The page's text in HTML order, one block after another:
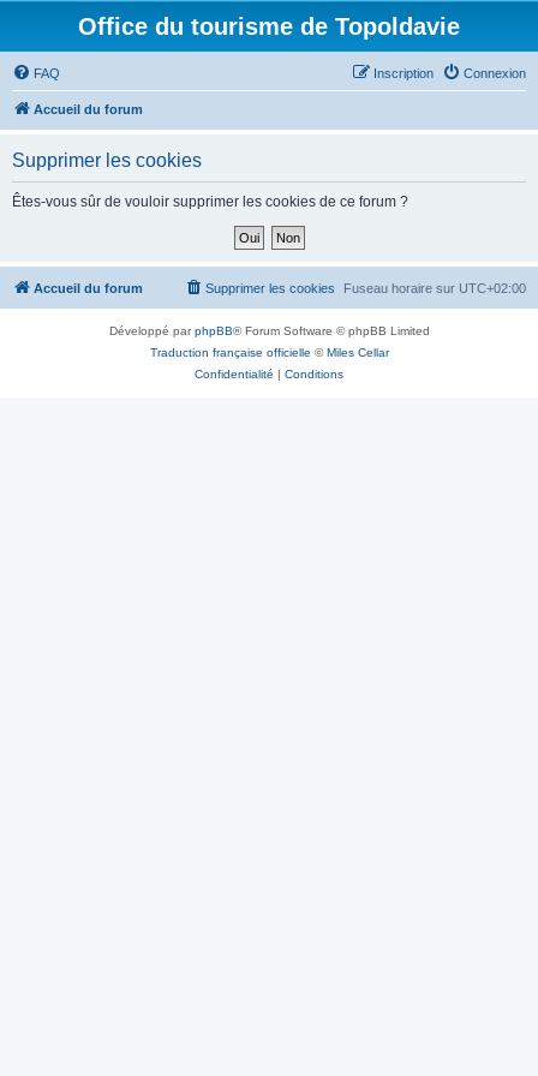
Office du tourisme de Topoldavie
FAQ Connexion
Inscription
Accueil du forum
Supprimer les cookies
Êtes-vous sûr de vouloir supprimer les cookies de ce forum ?
Accueil du forum Fuseau horaire sur UTC+02:00
Supprimer les cookies
Développé parphpBB® Forum Software © phpBB Limited
Traduction française officielle ©Miles Cellar
Confidentialité | Conditions